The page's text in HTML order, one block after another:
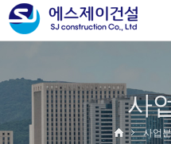
사
사업